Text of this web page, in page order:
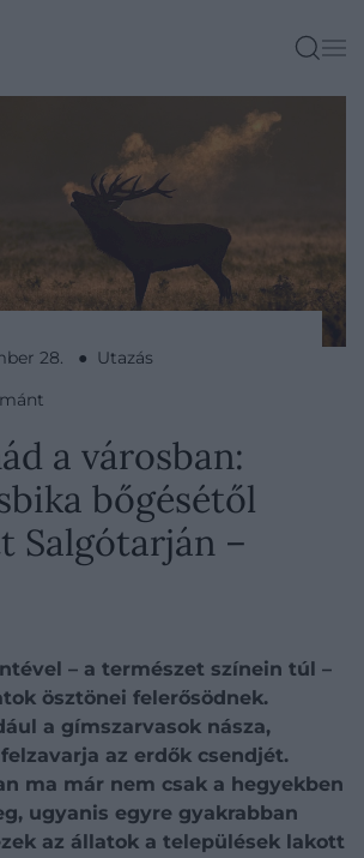
28. ● Utazás
a városban:
bőgésétől
Salgótarján –
– a természet színein túl –
ösztönei felerősödnek.
a gímszarvasok násza,
az erdők csendjét.
ma már nem csak a hegyekben
ugyanis egyre gyakrabban
az állatok a települések lakott